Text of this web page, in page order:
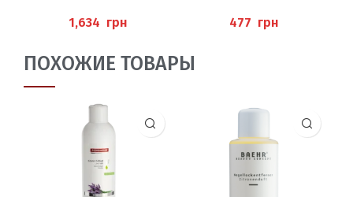
грн
LIESMASKE) 1 ПАРА P
EDIBAEHR
грн
ПОХОЖИЕ ТОВАРЫ